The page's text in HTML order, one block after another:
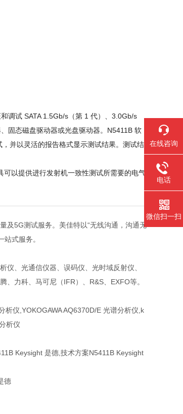
调试 SATA 1.5Gb/s（第 1 代）、3.0Gb/s
固态磁盘驱动器或光盘驱动器。N5411B 软
并以灵活的报告格式显示测试结果。测试结
以提供进行发射机一致性测试所需要的电气
及5G测试服务。美佳特以“无线沟通，沟通无
式服务。
仪、光通信仪器、误码仪、光时域反射仪、
力科、马可尼（IFR）、R&S、EXFO等。
仪,YOKOGAWA AQ6370D/E 光谱分析仪,k
析仪
Keysight 是德,技术方案N5411B Keysight
德
在线咨询
电话
微信扫一扫